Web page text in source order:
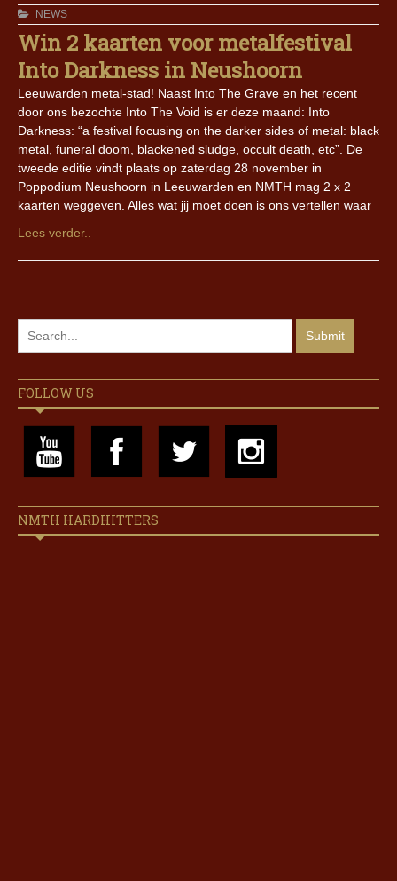
NEWS
Win 2 kaarten voor metalfestival
Into Darkness in Neushoorn
Leeuwarden metal-stad! Naast Into The Grave en het recent
door ons bezochte Into The Void is er deze maand: Into
Darkness: “a festival focusing on the darker sides of metal: black
metal, funeral doom, blackened sludge, occult death, etc”. De
tweede editie vindt plaats op zaterdag 28 november in
Poppodium Neushoorn in Leeuwarden en NMTH mag 2 x 2
kaarten weggeven. Alles wat jij moet doen is ons vertellen waar
Lees verder..
FOLLOW US
NMTH HARDHITTERS